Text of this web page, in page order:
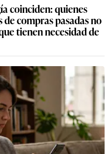
coinciden: quienes
compras pasadas no
tienen necesidad de